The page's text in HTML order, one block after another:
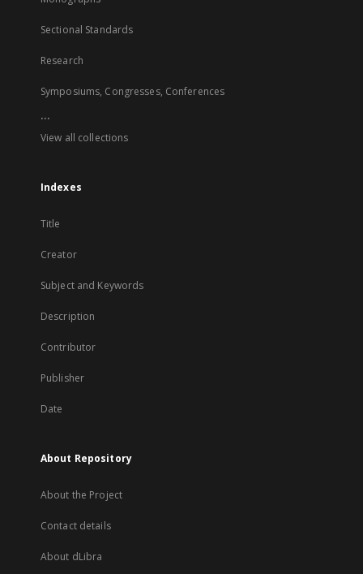
Sectional Standards
Research
Symposiums, Congresses, Conferences
...
View all collections
Indexes
Title
Creator
Subject and Keywords
Description
Contributor
Publisher
Date
About Repository
About the Project
Contact details
About dLibra